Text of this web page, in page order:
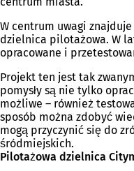
W centrum uwagi
dzielnica pilotażowa. W
opracowane i
Projekt ten jest tak
pomysły są nie tylko
możliwe – również
sposób można zdobyć
mogą przyczynić się do
śródmiejskich.
Pilotażowa dzielnica